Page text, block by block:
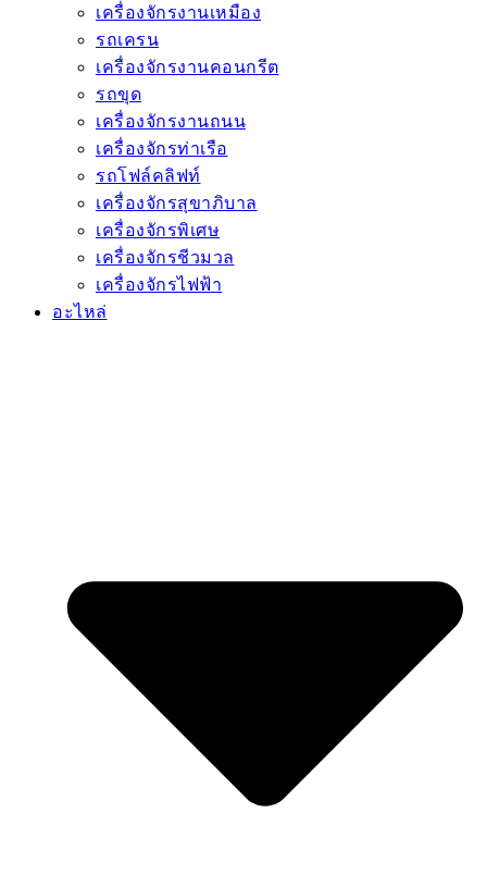
เครื่องจักรงานเหมือง
รถเครน
เครื่องจักรงานคอนกรีต
รถขุด
เครื่องจักรงานถนน
เครื่องจักรท่าเรือ
รถโฟล์คลิฟท์
เครื่องจักรสุขาภิบาล
เครื่องจักรพิเศษ
เครื่องจักรชีวมวล
เครื่องจักรไฟฟ้า
อะไหล่